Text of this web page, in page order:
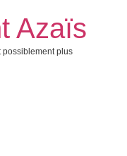
Azaïs
possiblement plus